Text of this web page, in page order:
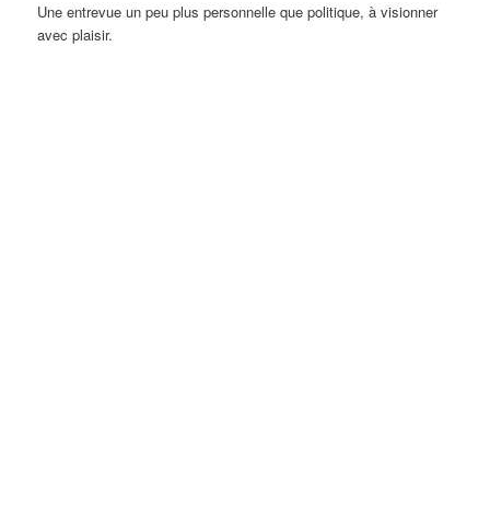
Une entrevue un peu plus personnelle que politique, à visionner
avec plaisir.